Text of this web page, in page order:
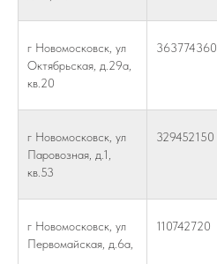
г Новомосковск, ул
Октябрьская, д.29а,
кв.20
363774360
г Новомосковск, ул
Паровозная, д.1,
кв.53
329452150
г Новомосковск, ул
Первомайская, д.6а,
110742720